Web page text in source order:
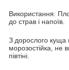
Використання:
до страв і напоїв.
З дорослого куща
морозостійка, не
півтіні.